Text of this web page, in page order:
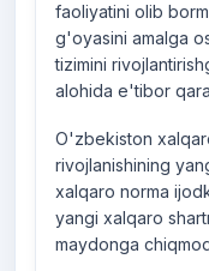
faoliyatini olib
g'oyasini amalga
tizimini
alohida e'tibor
O'zbekiston
rivojlanishining
xalqaro norma
yangi xalqaro
maydonga